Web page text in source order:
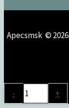
Apecsmsk ©
-
Количество
товара
+